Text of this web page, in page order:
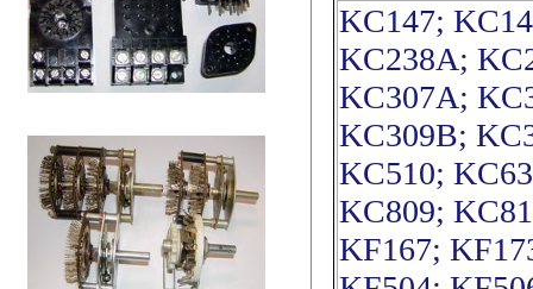
KC147;
KC238A;
KC307A;
KC309B;
KC510;
KC809;
KF167;